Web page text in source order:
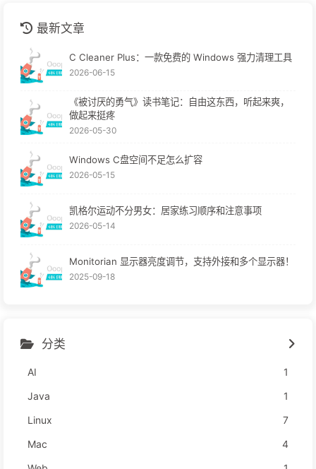
最新文章
C Cleaner Plus：一款免费的 Windows 强力清理工具
2026-06-15
《被讨厌的勇气》读书笔记：自由这东西，听起来爽，
做起来挺疼
2026-05-30
Windows C盘空间不足怎么扩容
2026-05-15
凯格尔运动不分男女：居家练习顺序和注意事项
2026-05-14
Monitorian 显示器亮度调节，支持外接和多个显示器！
2025-09-18
分类
AI
1
Java
1
Linux
7
Mac
4